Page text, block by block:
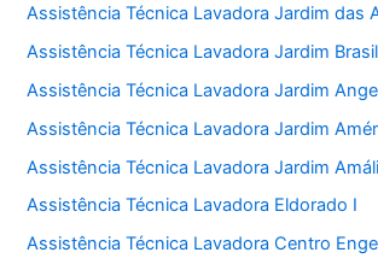
Assistência Técnica Lavadora Jardim das
Assistência Técnica Lavadora Jardim Brasil
Assistência Técnica Lavadora Jardim
Assistência Técnica Lavadora Jardim
Assistência Técnica Lavadora Jardim
Assistência Técnica Lavadora Eldorado I
Assistência Técnica Lavadora Centro